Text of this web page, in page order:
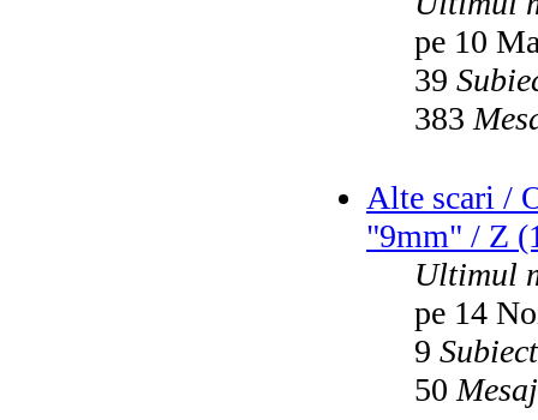
pe 10
39
383
Alte scari /
"9mm" / Z
Ultimul
pe 14
9
50